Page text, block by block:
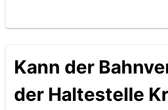
Kann der
der Haltestelle